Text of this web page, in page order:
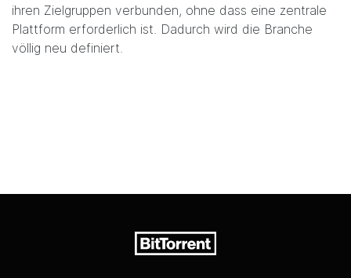
ihren Zielgruppen verbunden, ohne dass eine zentrale
Plattform erforderlich ist. Dadurch wird die Branche
völlig neu definiert.